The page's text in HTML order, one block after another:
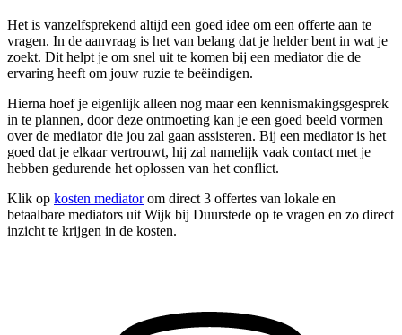
Het is vanzelfsprekend altijd een goed idee om een offerte aan te
vragen. In de aanvraag is het van belang dat je helder bent in wat je
zoekt. Dit helpt je om snel uit te komen bij een mediator die de
ervaring heeft om jouw ruzie te beëindigen.
Hierna hoef je eigenlijk alleen nog maar een kennismakingsgesprek
in te plannen, door deze ontmoeting kan je een goed beeld vormen
over de mediator die jou zal gaan assisteren. Bij een mediator is het
goed dat je elkaar vertrouwt, hij zal namelijk vaak contact met je
hebben gedurende het oplossen van het conflict.
Klik op kosten mediatorom direct 3 offertes van lokale en
betaalbare mediators uit Wijk bij Duurstede op te vragen en zo direct
inzicht te krijgen in de kosten.